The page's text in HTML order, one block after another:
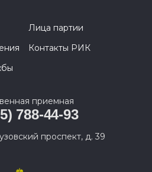
Лица партии
Контакты РИК
приемная
788-44-93
проспект, д. 39